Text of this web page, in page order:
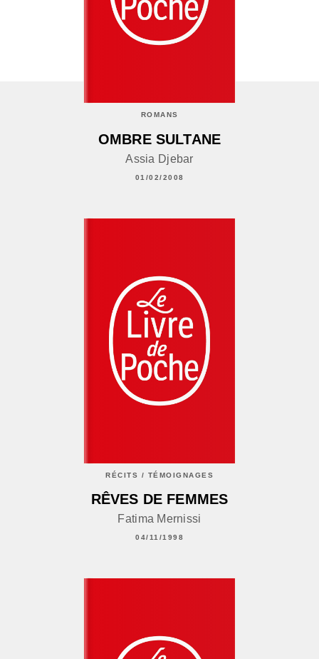
ROMANS
OMBRE SULTANE
Assia Djebar
01/02/2008
RÉCITS / TÉMOIGNAGES
RÊVES DE FEMMES
Fatima Mernissi
04/11/1998